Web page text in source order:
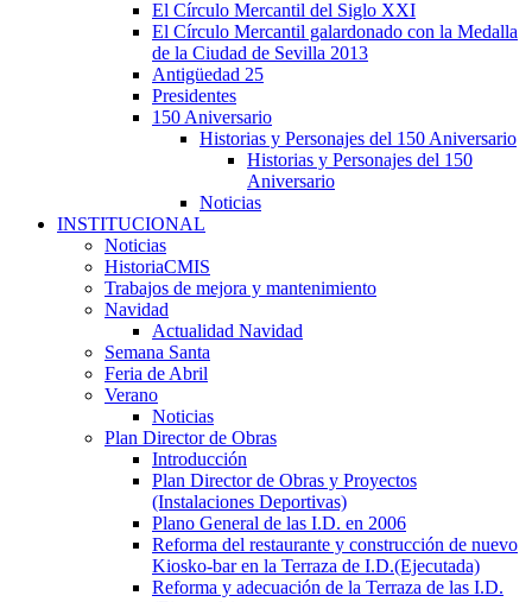
El Círculo Mercantil del Siglo XXI
El Círculo Mercantil galardonado con la Medalla
de la Ciudad de Sevilla 2013
Antigüedad 25
Presidentes
150 Aniversario
Historias y Personajes del 150 Aniversario
Historias y Personajes del 150
Aniversario
Noticias
INSTITUCIONAL
Noticias
HistoriaCMIS
Trabajos de mejora y mantenimiento
Navidad
Actualidad Navidad
Semana Santa
Feria de Abril
Verano
Noticias
Plan Director de Obras
Introducción
Plan Director de Obras y Proyectos
(Instalaciones Deportivas)
Plano General de las I.D. en 2006
Reforma del restaurante y construcción de nuevo
Kiosko-bar en la Terraza de I.D.(Ejecutada)
Reforma y adecuación de la Terraza de las I.D.